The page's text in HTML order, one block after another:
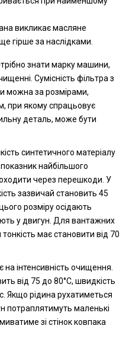
викликає масляне
гірше за наслідками.
знати марку машини,
Сумісність фільтра з
можна за розмірами,
при якому спрацьовує
деталь, може бути
синтетичного матеріалу
найбільшого
через перешкоди. У
зазвичай становить 45
розміру осідають
у двигун. Для вантажних
має становити від 70
інтенсивність очищення.
від 75 до 80°C, швидкість
Якщо рідина рухатиметься
потраплятимуть маленькі
зі стінок ковпака